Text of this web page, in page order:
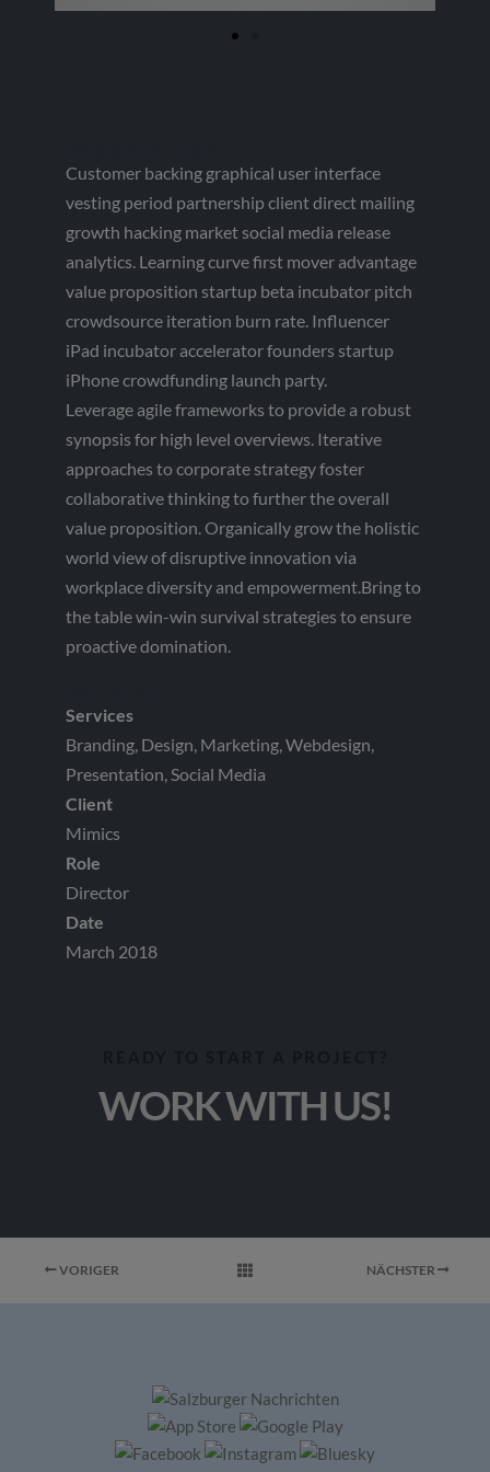
Customer backing graphical user interface
vesting period partnership client direct mailing
growth hacking market social media release
analytics. Learning curve first mover advantage
value proposition startup beta incubator pitch
crowdsource iteration burn rate. Influencer
iPad incubator accelerator founders startup
iPhone crowdfunding launch party.
Leverage agile frameworks to provide a robust
synopsis for high level overviews. Iterative
approaches to corporate strategy foster
collaborative thinking to further the overall
value proposition. Organically grow the holistic
world view of disruptive innovation via
workplace diversity and empowerment.Bring to
the table win-win survival strategies to ensure
proactive domination.
Services
Branding, Design, Marketing, Webdesign,
Presentation, Social Media
Client
Mimics
Role
Director
Date
March 2018
WORK WITH US!
VORIGER NÄCHSTER